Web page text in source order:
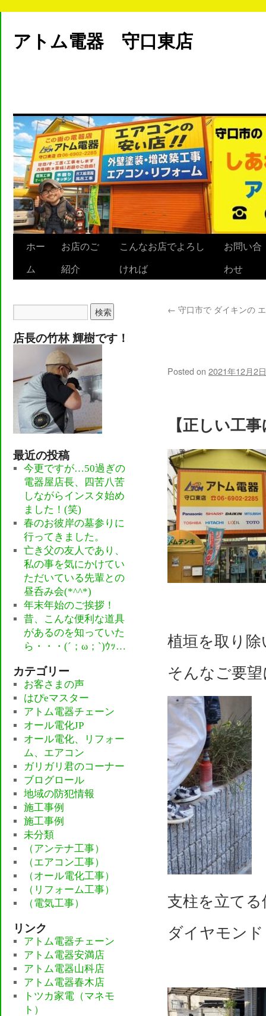
アトム電器 守口東店
Skip
ホー
ム
お店のご
紹介
こんなお店でよろし
ければ
お問い合
わせ
← 守口市で ダイキンの
Posted on 2021年12月2日
【正しい工
植垣を取り
そんなご要
支柱を立て
ダイヤモン
店長の竹林 輝樹です！
最近の投稿
今更ですが…50過ぎの
電器屋店長、四苦八苦
しながらインスタ始め
ました！(笑)
春のお彼岸の墓参りに
行ってきました。
亡き父の友人であり、
私の事を気にかけてい
ただいている先輩との
昼呑み会(*^^*)
年末年始のご挨拶！
昔、こんな便利な道具
があるのを知っていた
ら・・・(´；ω；`)ｳｯ…
カテゴリー
お客さまの声
はぴeマスター
アトム電器チェーン
オール電化JP
オール電化、リフォー
ム、エアコン
ガリガリ君のコーナー
ブログロール
地域の防犯情報
施工事例
施工事例
未分類
（アンテナ工事）
（エアコン工事）
（オール電化工事）
（リフォーム工事）
（電気工事）
リンク
アトム電器チェーン
アトム電器安満店
アトム電器山科店
アトム電器春木店
トツカ家電（マネモ
ト）